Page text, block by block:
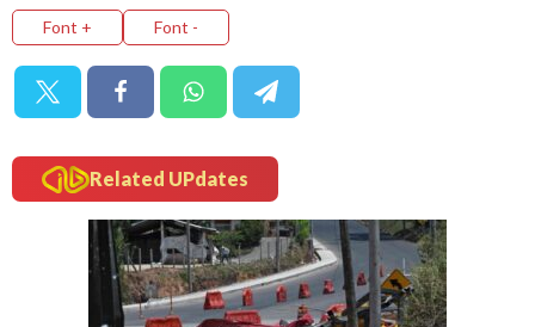
Font + Font -
Related UPdates